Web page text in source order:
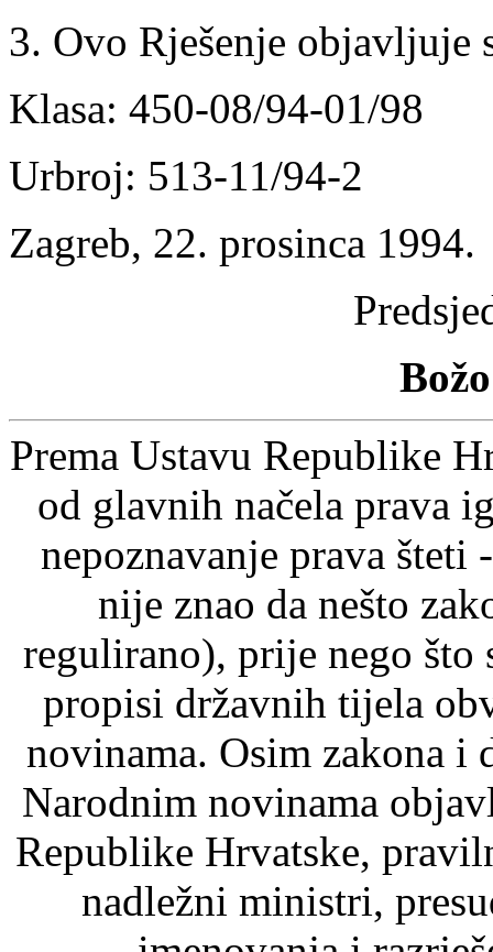
3. Ovo Rješenje objavljuje
Klasa: 450-08/94-01/98
Urbroj: 513-11/94-2
Zagreb, 22. prosinca 1994.
Prema Ustavu Republike
od glavnih načela prava
nepoznavanje prava šteti
nije znao da nešto
regulirano), prije nego što
propisi državnih tijela
novinama. Osim zakona i
Narodnim novinama
Republike Hrvatske,
nadležni ministri,